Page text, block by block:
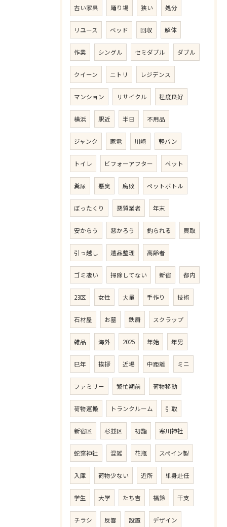
古い家具 踊り場 狭い 処分
リユース ベッド 回収 解体
作業 シングル セミダブル ダブル
クイーン ニトリ レジデンス
マンション リサイクル 程度良好
横浜 駅近 半日 不用品
ジャンク 家電 川崎 軽バン
トイレ ビフォーアフター ペット
糞尿 悪臭 腐敗 ペットボトル
ぼったくり 悪質業者 年末
安からう 悪かろう 釣られる 買取
引っ越し 遺品整理 高齢者
ゴミ凄い 掃除してない 新宿 都内
23区 女性 大量 手作り 技術
石材屋 お墓 鉄屑 スクラップ
雑品 海外 2025 年始 年男
巳年 挨拶 近場 中距離 ミニ
ファミリー 繁忙期前 荷物移動
荷物運搬 トランクルーム 引取
新宿区 杉並区 初詣 寒川神社
蛇窪神社 混雑 花瓶 スペイン製
入庫 荷物少ない 近所 単身赴任
学生 大学 たち吉 福鈴 干支
チラシ 反響 設置 デザイン